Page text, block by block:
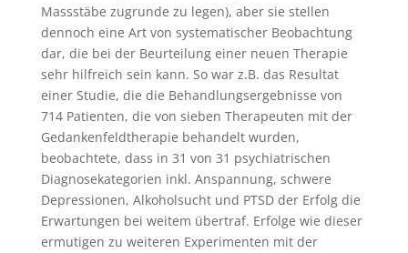
Massstäbe zugrunde zu legen), aber sie stellen
dennoch eine Art von systematischer Beobachtung
dar, die bei der Beurteilung einer neuen Therapie
sehr hilfreich sein kann. So war z.B. das Resultat
einer Studie, die die Behandlungsergebnisse von
714 Patienten, die von sieben Therapeuten mit der
Gedankenfeldtherapie behandelt wurden,
beobachtete, dass in 31 von 31 psychiatrischen
Diagnosekategorien inkl. Anspannung, schwere
Depressionen, Alkoholsucht und PTSD der Erfolg die
Erwartungen bei weitem übertraf. Erfolge wie dieser
ermutigen zu weiteren Experimenten mit der